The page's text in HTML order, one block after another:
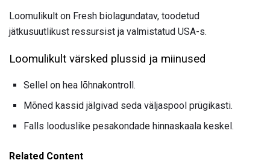
Loomulikult on Fresh biolagundatav, toodetud
jätkusuutlikust ressursist ja valmistatud USA-s.
Loomulikult värsked plussid ja miinused
Sellel on hea lõhnakontroll.
Mõned kassid jälgivad seda väljaspool prügikasti.
Falls looduslike pesakondade hinnaskaala keskel.
Related Content